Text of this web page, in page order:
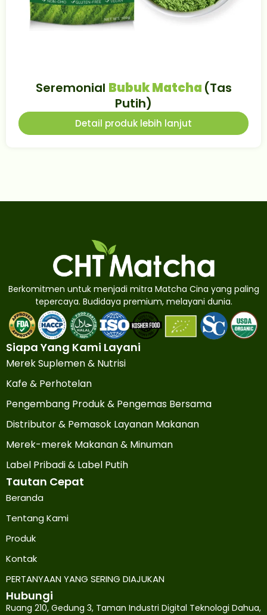
Seremonial Bubuk Matcha (Tas
Putih)
Detail produk lebih lanjut
Berkomitmen untuk menjadi mitra Matcha Cina yang paling
tepercaya. Budidaya premium, melayani dunia.
Siapa Yang Kami Layani
Merek Suplemen & Nutrisi
Kafe & Perhotelan
Pengembang Produk & Pengemas Bersama
Distributor & Pemasok Layanan Makanan
Merek-merek Makanan & Minuman
Label Pribadi & Label Putih
Tautan Cepat
Beranda
Tentang Kami
Produk
Kontak
PERTANYAAN YANG SERING DIAJUKAN
Hubungi
Ruang 210, Gedung 3, Taman Industri Digital Teknologi Dahua,